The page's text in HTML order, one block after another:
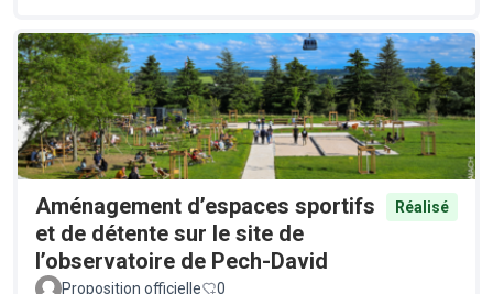
Aménagement d’espaces sportifs
et de détente sur le site de
l’observatoire de Pech-David
Réalisé
Proposition officielle 0